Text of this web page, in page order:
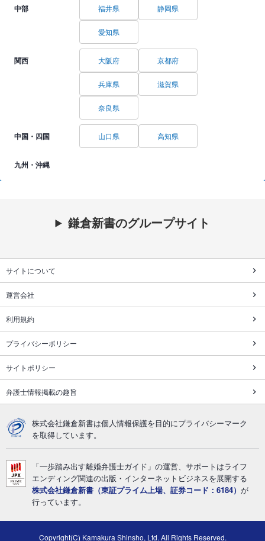
中部 福井県 静岡県
愛知県
関西 大阪府 京都府
兵庫県 滋賀県
奈良県
中国・四国 山口県 高知県
九州・沖縄
鎌倉新書のグループサイト
サイトについて
運営会社
利用規約
プライバシーポリシー
サイトポリシー
弁護士情報掲載の趣旨
株式会社鎌倉新書は個人情報保護を目的にプライバシーマーク
を取得しています。
「一歩踏み出す離婚弁護士ガイド」の運営、サポートはライフ
エンディング関連の出版・インターネットビジネスを展開する
株式会社鎌倉新書（東証プライム上場、証券コード：6184） が
行っています。
Copyright(C) Kamakura Shinsho, Ltd. All Rights Reserved.